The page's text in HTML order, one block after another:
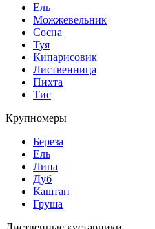
Ель
Можжевельник
Сосна
Туя
Кипарисовик
Лиственница
Пихта
Тис
Крупномеры
Береза
Ель
Липа
Дуб
Каштан
Груша